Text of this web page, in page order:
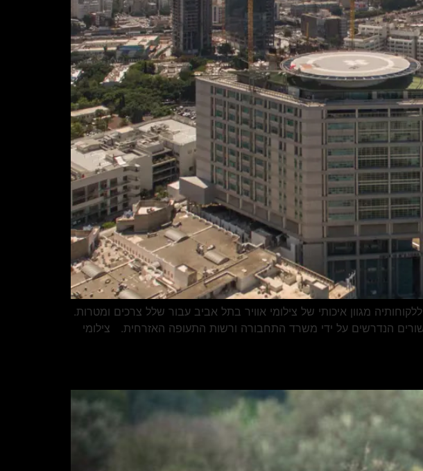
מגוון איכותי של צילומי אוויר בתל אביב עבור שלל צרכים ומטרות.
הנדרשים על ידי משרד התחבורה ורשות התעופה האזרחית. צילומי